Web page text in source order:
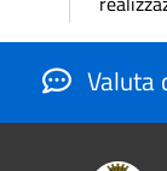
Valuta